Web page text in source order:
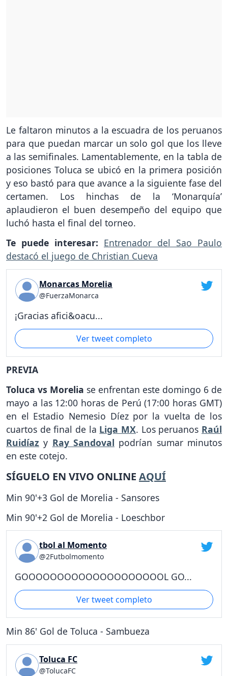
Le faltaron minutos a la escuadra de los peruanos
para que puedan marcar un solo gol que los lleve
a las semifinales. Lamentablemente, en la tabla de
posiciones Toluca se ubicó en la primera posición
y eso bastó para que avance a la siguiente fase del
certamen. Los hinchas de la ‘Monarquía’
aplaudieron el buen desempeño del equipo que
luchó hasta el final del torneo.
Te puede interesar: Entrenador del Sao Paulo
destacó el juego de Christian Cueva
Monarcas Morelia
@FuerzaMonarca
¡Gracias afici&oacu...
Ver tweet completo
PREVIA
Toluca vs Morelia se enfrentan este domingo 6 de
mayo a las 12:00 horas de Perú (17:00 horas GMT)
en el Estadio Nemesio Díez por la vuelta de los
cuartos de final de la Liga MX. Los peruanos Raúl
Ruidíaz y Ray Sandoval podrían sumar minutos
en este cotejo.
SÍGUELO EN VIVO ONLINE AQUÍ
Min 90'+3 Gol de Morelia - Sansores
Min 90'+2 Gol de Morelia - Loeschbor
tbol al Momento
@2Futbolmomento
GOOOOOOOOOOOOOOOOOOOOL GO...
Ver tweet completo
Min 86' Gol de Toluca - Sambueza
Toluca FC
@TolucaFC